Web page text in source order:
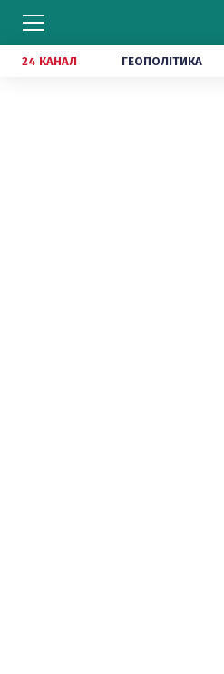
24 КАНАЛ ГЕОПОЛІТИКА